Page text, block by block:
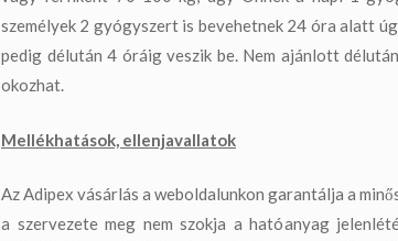
személyek 2 gyógyszert is bevehetnek 24 óra alatt
pedig délután 4 óráig veszik be. Nem ajánlott
okozhat.
Mellékhatások, ellenjavallatok
Az Adipex vásárlás a weboldalunkon garantálja a
a szervezete meg nem szokja a hatóanyag